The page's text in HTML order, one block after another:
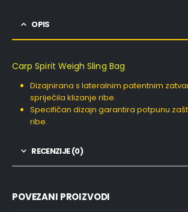
OPIS
Carp Spirit Weigh Sling Bag
Dizajnirana s lateralnim patentnim
spriječila klizanje ribe.
Specifičan dizajn garantira potpunu
ribe.
RECENZIJE (0)
POVEZANI PROIZVODI